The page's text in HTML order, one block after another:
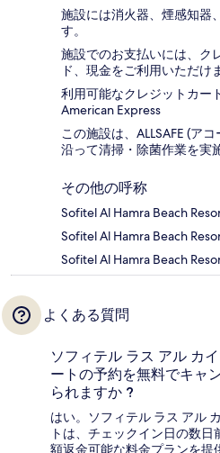
施設には消火器、煙感知器
す。
施設でのお支払いには、ク
ド、現金をご利用いただけ
利用可能なクレジットカー
American Express
この施設は、ALLSAFE (ア
沿って清掃・除菌作業を実
その他の呼称
Sofitel Al Hamra Beach
Sofitel Al Hamra Beach
Sofitel Al Hamra Beach
よくある質問
ソフィテル ラス アル カ
ートの予約を無料でキャ
られますか ?
はい。ソフィテル ラス アル
トは、チェックイン日の数
額返金可能な料金プランを提